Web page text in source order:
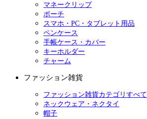
マネークリップ
ポーチ
スマホ・PC・タブレット用品
ペンケース
手帳ケース・カバー
キーホルダー
チャーム
ファッション雑貨
ファッション雑貨カテゴリすべて
ネックウェア・ネクタイ
帽子